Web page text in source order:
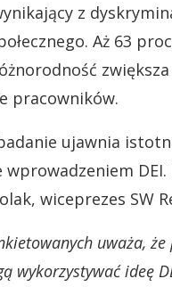
z
Aż 63
zwiększa
pracowników.
ujawnia
wprowadzeniem DEI.
wiceprezes SW
uważa,
wykorzystywać ideę